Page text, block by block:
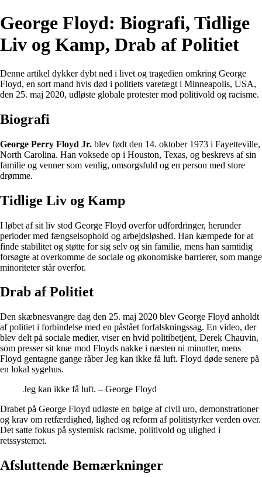
George Floyd: Biografi, Tidlige
Liv og Kamp, Drab af Politiet
Denne artikel dykker dybt ned i livet og tragedien omkring George
Floyd, en sort mand hvis død i politiets varetægt i Minneapolis, USA,
den 25. maj 2020, udløste globale protester mod politivold og racisme.
Biografi
George Perry Floyd Jr. blev født den 14. oktober 1973 i Fayetteville,
North Carolina. Han voksede op i Houston, Texas, og beskrevs af sin
familie og venner som venlig, omsorgsfuld og en person med store
drømme.
Tidlige Liv og Kamp
I løbet af sit liv stod George Floyd overfor udfordringer, herunder
perioder med fængselsophold og arbejdsløshed. Han kæmpede for at
finde stabilitet og støtte for sig selv og sin familie, mens han samtidig
forsøgte at overkomme de sociale og økonomiske barrierer, som mange
minoriteter står overfor.
Drab af Politiet
Den skæbnesvangre dag den 25. maj 2020 blev George Floyd anholdt
af politiet i forbindelse med en påstået forfalskningssag. En video, der
blev delt på sociale medier, viser en hvid politibetjent, Derek Chauvin,
som presser sit knæ mod Floyds nakke i næsten ni minutter, mens
Floyd gentagne gange råber Jeg kan ikke få luft. Floyd døde senere på
en lokal sygehus.
Jeg kan ikke få luft. – George Floyd
Drabet på George Floyd udløste en bølge af civil uro, demonstrationer
og krav om retfærdighed, lighed og reform af politistyrker verden over.
Det satte fokus på systemisk racisme, politivold og ulighed i
retssystemet.
Afsluttende Bemærkninger